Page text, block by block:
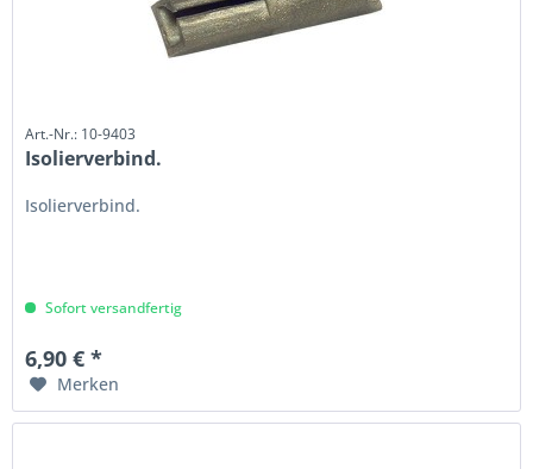
Art.-Nr.: 10-9403
Isolierverbind.
Isolierverbind.
Sofort versandfertig
6,90 € *
Merken